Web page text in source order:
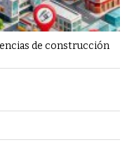
de construcción